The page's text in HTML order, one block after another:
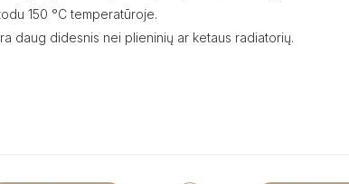
150 °C temperatūroje.
daug didesnis nei plieninių ar ketaus radiatorių.